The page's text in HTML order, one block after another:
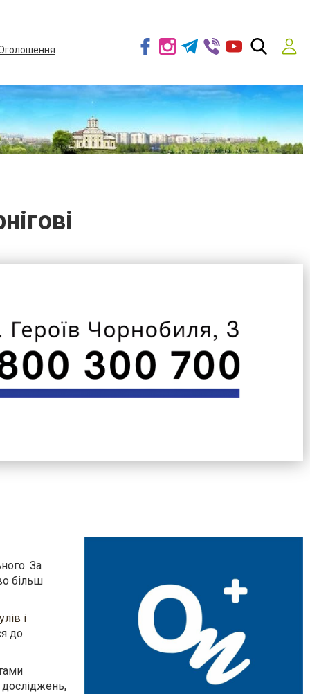
За
більш
і
до
досліджень,